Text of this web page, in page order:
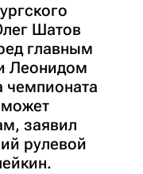
Шатов
главным
Леонидом
чемпионата
заявил
рулевой